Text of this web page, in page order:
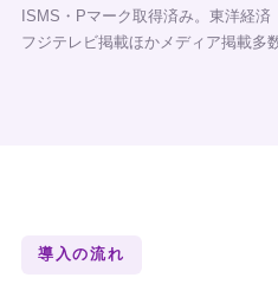
ISMS・Pマーク取得済み。東洋経済
フジテレビ掲載ほかメディア掲載多数
導入の流れ